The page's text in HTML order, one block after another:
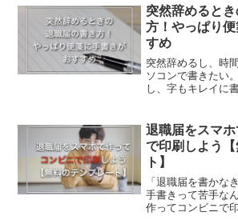
や、次の保険の手
あります。この記
突然辞めると
方！やっぱり
すめ
突然辞めるし、時
ソコンで書きたい
し、字もキレイに
全部書き直しにな
よね。あなたはこ
退職届をスマ
で印刷しよう
ト】
「退職届を書かな
手書きって苦手な
作ってコンビニで